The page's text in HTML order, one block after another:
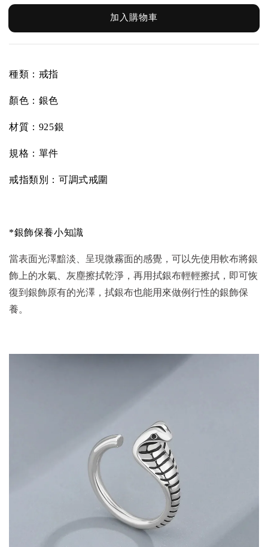
加入購物車
種類：戒指
顏色：銀色
材質：925銀
規格：單件
戒指類別：可調式戒圍
*銀飾保養小知識
當表面光澤黯淡、呈現微霧面的感覺，可以先使用軟布將銀
飾上的水氣、灰塵擦拭乾淨，再用拭銀布輕輕擦拭，即可恢
復到銀飾原有的光澤，拭銀布也能用來做例行性的銀飾保
養。